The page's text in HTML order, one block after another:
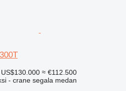
US$130.000 ≈ €112.500
- crane segala medan